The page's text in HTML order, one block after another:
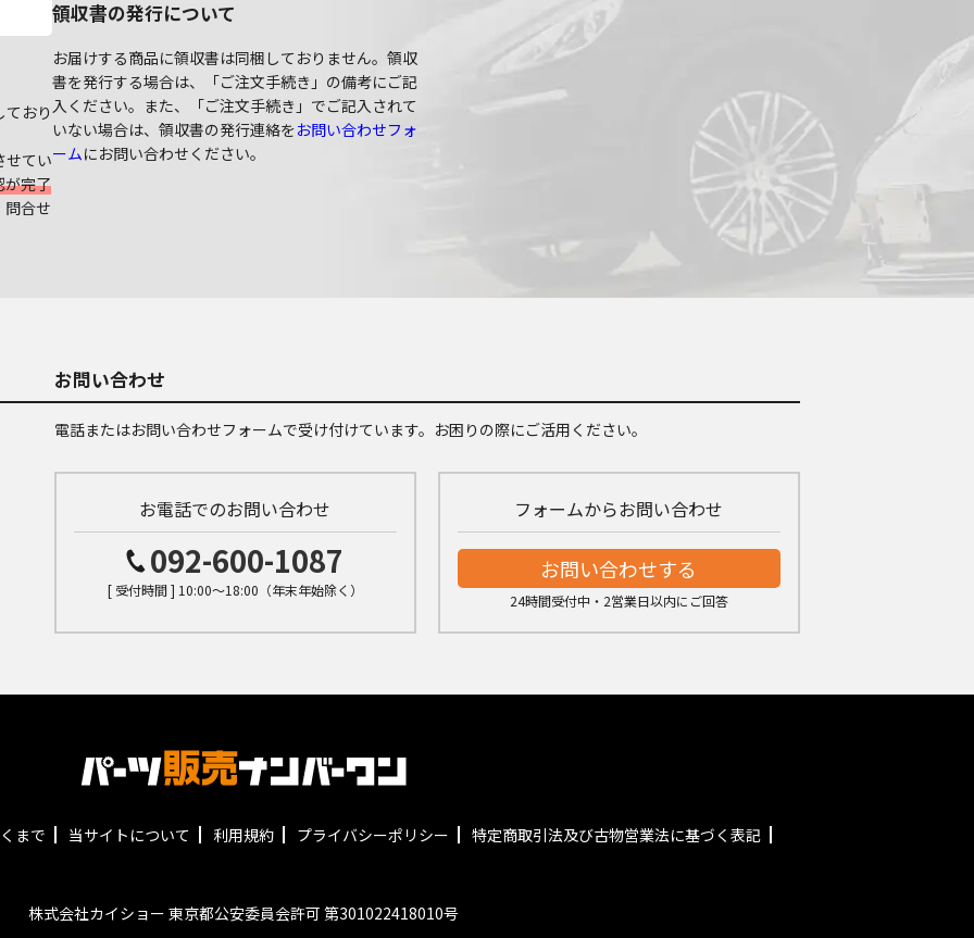
おり
せてい
が完了
問合せ
領収書の発行について
お届けする商品に領収書は同梱しておりません。領収
書を発行する場合は、「ご注文手続き」の備考にご記
入ください。また、「ご注文手続き」でご記入されて
いない場合は、領収書の発行連絡をお問い合わせフォ
ームにお問い合わせください。
お問い合わせ
電話またはお問い合わせフォームで受け付けています。お困りの際にご活用ください。
お電話でのお問い合わせ
092-600-1087
[ 受付時間 ] 10:00～18:00（年末年始除く）
フォームからお問い合わせ
お問い合わせする
24時間受付中・2営業日以内にご回答
まで 当サイトについて 利用規約 プライバシーポリシー
特定商取引法及び古物営業法に基づく表記
株式会社カイショー 東京都公安委員会許可 第301022418010号